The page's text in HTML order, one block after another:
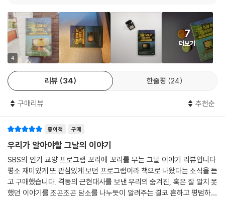
나고, 대중의 시대가 찾아오면서 각종 미디어에서는 “쉽게 배우는 ○
○”이라는 테마를 내세우곤 했다. 전문가가 대중의 눈높이로 내려와 말을
건넨다는 것. 물론 의미 있는 시도지만, 여기에도 한계는 있었다. 전문가는
어디까지나 전문가고, 온전히 일반인의 눈높이로 내려오는 건 사실상 불가
능한 일이다.
〈꼬꼬무〉에서는 아예 다른 접근 방식을 취한다. 이야기꾼들은 역사 전문가
가 아니거니와, 이야기를 듣는 사람들 또한 역사를 공부하고자 자리에 앉
은 사람들이 아니다. 이들이 주고받는 것은 어디까지나 ‘사람’의 ‘이야기’인
기 모두 담겨 있”다고 표현한 장항준 감독의 말처럼, 이 시대를 살아가는
평범한 소시민 개개인의 관점에서 역사를 바라본다. 그렇기에 〈꼬꼬무〉가
자아내는 감정선은 시사 교양이라고, 역사 이야기라고 생각하기 어려울 정
도로 극적이다. 이들은 이야기를 통해서 각자의 경험을 반추하며 울고 웃
는다. 이 책 『꼬리에 꼬리를 무는 그날 이야기』에는, 그런 생생한 ‘목소
리’를 담아내고자 했던 제작팀의 의지가 고스란히 담겨 있다.
- 장항준 (영화감독)
4
7
더보기
리뷰 34 한줄평 24
구매리뷰 추천순
종이책 구매
우리가 알아야할 그날의 이야기
SBS의 인기 교양 프로그램 꼬리에 꼬리를 무는 그날 이야기 리뷰입니다.
평소 재미있게 또 관심있게 보던 프로그램이라 책으로 나왔다는 소식을 듣
고 구매했습니다. 격동의 근현대사를 보낸 우리의 숨겨진, 혹은 잘 알지 못
했던 이야기를 조곤조곤 담소를 나누듯이 알려주는 결코 흔하고 평범하지